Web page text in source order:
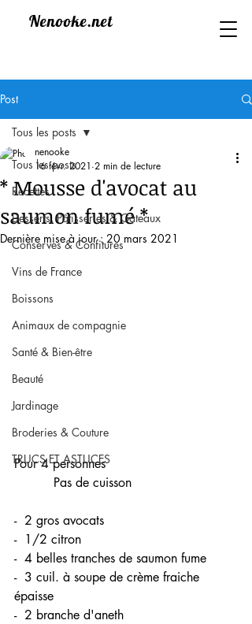
Nenooke.net
Post
Tous les posts
Recettes
Desserts, Pâtisseries & Gâteaux
Conserves & Confitures
Vins de France
Boissons
Animaux de compagnie
Santé & Bien-être
Beauté
Jardinage
Broderies & Couture
TRUCS ET ASTUCES
Tous les posts
* Mousse d'avocat au
saumon fumé *
nenooke
16 févr. 2021 2 min de lecture
Dernière mise à jour :20 mars 2021
Pour 4 personnes
          Pas de cuisson
-  2 gros avocats
-  1/2 citron
-  4 belles tranches de saumon fume
-  3 cuil. à soupe de crème fraiche
épaisse
-  2 branche d'aneth